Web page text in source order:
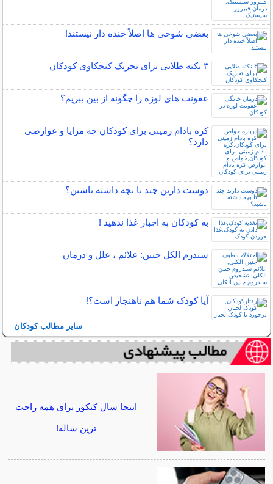
بعضی شوخی ها اصلاً خنده دار نیستند!
۳ نکته طلایی برای تحریک کنجکاوی کودکان
عفونت های لوزه را چگونه از بین ببریم؟
کره بادام زمینی برای کودکان چه مزایا و عوارضی
دارد؟
دوست دارین چند تا بچه داشته باشین؟
به کودکان به اجبار غذا ندهید !
سندرم الکل جنین: علائم ، علل و درمان
آیا کودک شما هم ناهنجار است؟!
سایر مطالب کودکان
اینجا سال کنکور برای همه راحت
ترین ساله!